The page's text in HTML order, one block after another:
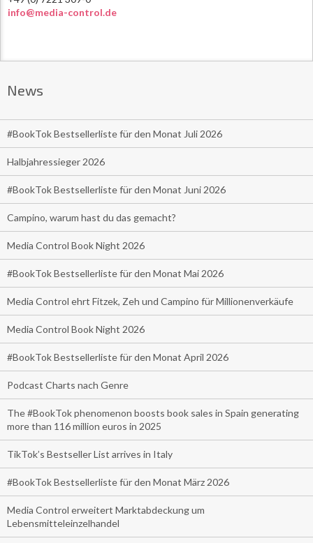
info@media-control.de
News
#BookTok Bestsellerliste für den Monat Juli 2026
Halbjahressieger 2026
#BookTok Bestsellerliste für den Monat Juni 2026
Campino, warum hast du das gemacht?
Media Control Book Night 2026
#BookTok Bestsellerliste für den Monat Mai 2026
Media Control ehrt Fitzek, Zeh und Campino für Millionenverkäufe
Media Control Book Night 2026
#BookTok Bestsellerliste für den Monat April 2026
Podcast Charts nach Genre
The #BookTok phenomenon boosts book sales in Spain generating
more than 116 million euros in 2025
TikTok’s Bestseller List arrives in Italy
#BookTok Bestsellerliste für den Monat März 2026
Media Control erweitert Marktabdeckung um
Lebensmitteleinzelhandel